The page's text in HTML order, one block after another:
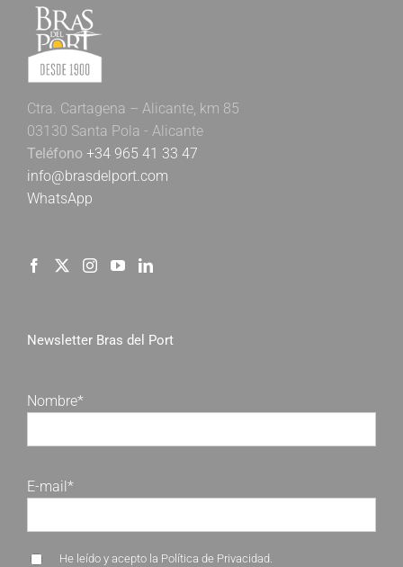
Ctra. Cartagena – Alicante, km 85
03130 Santa Pola - Alicante
Teléfono +34 965 41 33 47
info@brasdelport.com
WhatsApp
Newsletter Bras del Port
Nombre*
E-mail*
He leído y acepto la Política de Privacidad.